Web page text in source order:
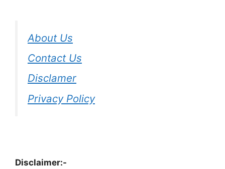
About Us
Contact Us
Disclamer
Privacy Policy
Disclaimer:-